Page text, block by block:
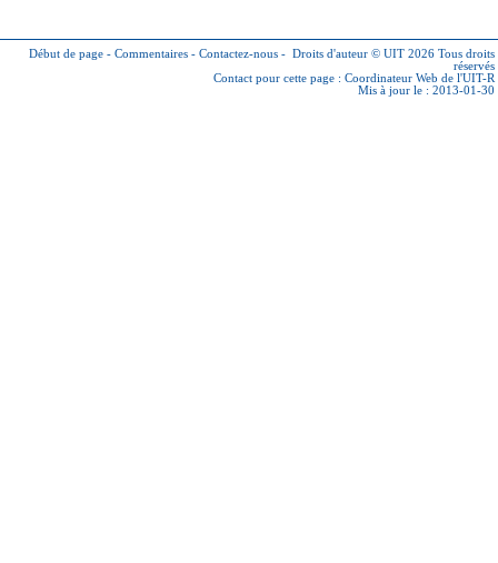
Début de page - Commentaires - Contactez-nous - Droits d'auteur © UIT 2026 Tous droits
réservés
Contact pour cette page : Coordinateur Web de l'UIT-R
Mis à jour le : 2013-01-30